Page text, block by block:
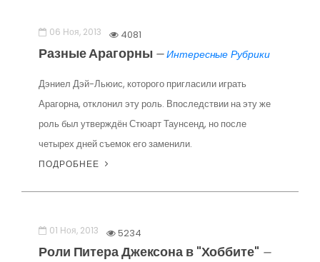
06 Ноя, 2013 4081
Разные Арагорны —Интересные Рубрики
Дэниел Дэй-Льюис, которого пригласили играть
Арагорна, отклонил эту роль. Впоследствии на эту же
роль был утверждён Стюарт Таунсенд, но после
четырех дней съемок его заменили.
ПОДРОБНЕЕ
01 Ноя, 2013 5234
Роли Питера Джексона в "Хоббите" —